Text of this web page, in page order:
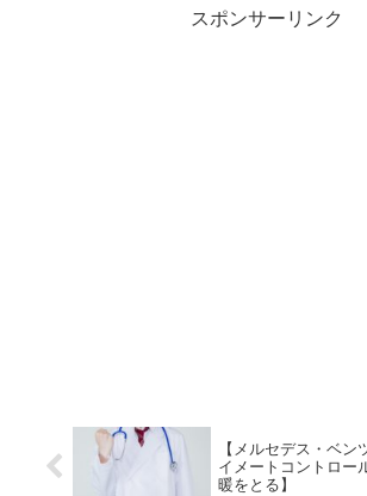
スポンサーリンク
【メルセデス・ベン
イメートコントロー
暖をとる】